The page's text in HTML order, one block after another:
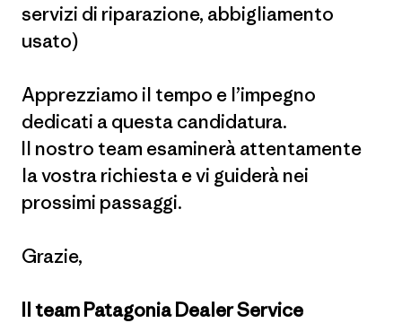
servizi di riparazione, abbigliamento
usato)
Apprezziamo il tempo e l’impegno
dedicati a questa candidatura.
Il nostro team esaminerà attentamente
la vostra richiesta e vi guiderà nei
prossimi passaggi.
Grazie,
Il team Patagonia Dealer Service